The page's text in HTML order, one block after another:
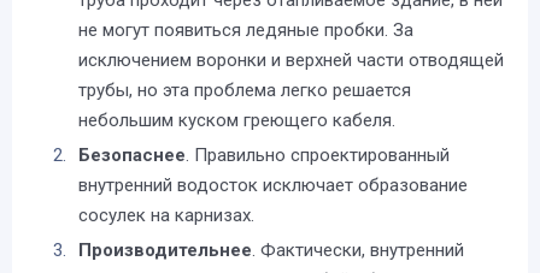
не могут появиться ледяные пробки. За
исключением воронки и верхней части отводящей
трубы, но эта проблема легко решается
небольшим куском греющего кабеля.
Безопаснее. Правильно спроектированный
внутренний водосток исключает образование
сосулек на карнизах.
Производительнее. Фактически, внутренний